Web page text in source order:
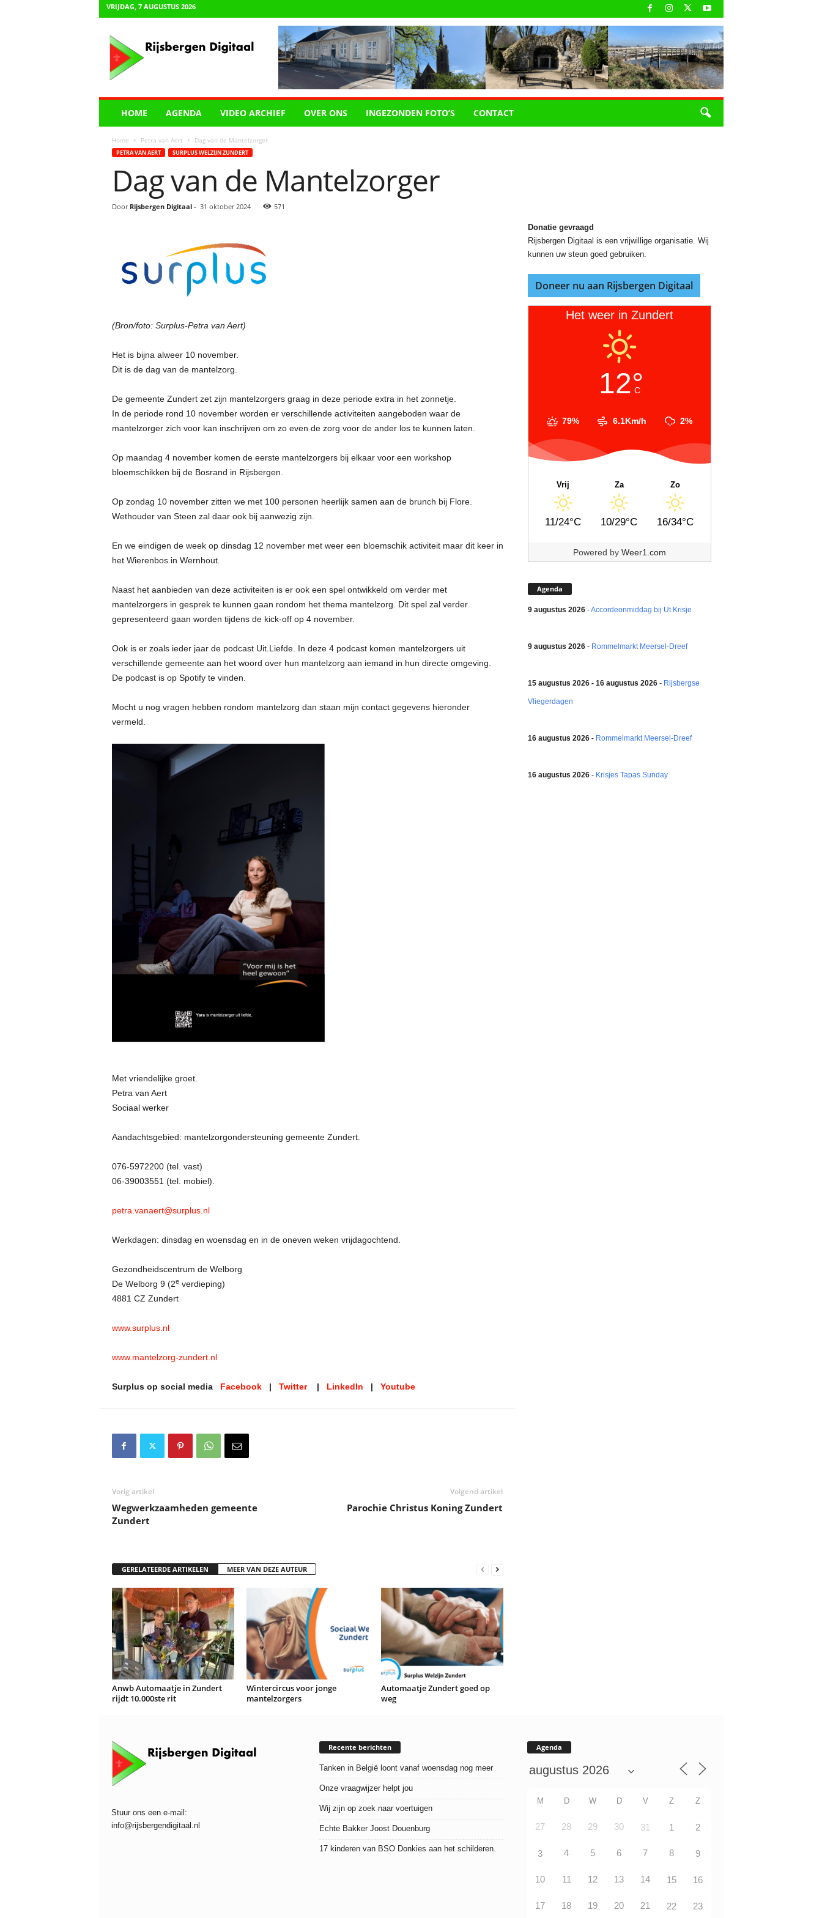
VRIJDAG, 7 AUGUSTUS 2026
HOME AGENDA VIDEO ARCHIEF OVER ONS INGEZONDEN FOTO’S CONTACT
Home Petra van Aert Dag van de Mantelzorger
PETRA VAN AERT SURPLUS WELZIJN ZUNDERT
Dag van de Mantelzorger
Door Rijsbergen Digitaal- 31 oktober 2024 571
(Bron/foto: Surplus-Petra van Aert)
Het is bijna alweer 10 november.
Dit is de dag van de mantelzorg.
De gemeente Zundert zet zijn mantelzorgers graag in deze periode extra in het zonnetje.
In de periode rond 10 november worden er verschillende activiteiten aangeboden waar de
mantelzorger zich voor kan inschrijven om zo even de zorg voor de ander los te kunnen laten.
Op maandag 4 november komen de eerste mantelzorgers bij elkaar voor een workshop
bloemschikken bij de Bosrand in Rijsbergen.
Op zondag 10 november zitten we met 100 personen heerlijk samen aan de brunch bij Flore.
Wethouder van Steen zal daar ook bij aanwezig zijn.
En we eindigen de week op dinsdag 12 november met weer een bloemschik activiteit maar dit keer in
het Wierenbos in Wernhout.
Naast het aanbieden van deze activiteiten is er ook een spel ontwikkeld om verder met
mantelzorgers in gesprek te kunnen gaan rondom het thema mantelzorg. Dit spel zal verder
gepresenteerd gaan worden tijdens de kick-off op 4 november.
Ook is er zoals ieder jaar de podcast Uit.Liefde. In deze 4 podcast komen mantelzorgers uit
verschillende gemeente aan het woord over hun mantelzorg aan iemand in hun directe omgeving.
De podcast is op Spotify te vinden.
Mocht u nog vragen hebben rondom mantelzorg dan staan mijn contact gegevens hieronder
vermeld.
Met vriendelijke groet.
Petra van Aert
Sociaal werker
Aandachtsgebied: mantelzorgondersteuning gemeente Zundert.
076-5972200 (tel. vast)
06-39003551 (tel. mobiel).
petra.vanaert@surplus.nl
Werkdagen: dinsdag en woensdag en in de oneven weken vrijdagochtend.
Gezondheidscentrum de Welborg
De Welborg 9 (2everdieping)
4881 CZ Zundert
www.surplus.nl
www.mantelzorg-zundert.nl
Surplus op social media Facebook| Twitter| LinkedIn | Youtube
Vorig artikel
Wegwerkzaamheden gemeente
Zundert
Volgend artikel
Parochie Christus Koning Zundert
GERELATEERDE ARTIKELEN MEER VAN DEZE AUTEUR
Anwb Automaatje in Zundert
rijdt 10.000ste rit
Wintercircus voor jonge
mantelzorgers
Automaatje Zundert goed op
weg
Donatie gevraagd
Rijsbergen Digitaal is een vrijwillige organisatie. Wij
kunnen uw steun goed gebruiken.
Doneer nu aan Rijsbergen Digitaal
Het weer in Zundert
12°
C
79% 6.1Km/h 2%
Vrij
11/24°C
Za
10/29°C
Zo
16/34°C
Powered by Weer1.com
Agenda
9 augustus 2026-Accordeonmiddag bij Ut Krisje
9 augustus 2026- Rommelmarkt Meersel-Dreef
15 augustus 2026 - 16 augustus 2026- Rijsbergse
Vliegerdagen
16 augustus 2026- Rommelmarkt Meersel-Dreef
16 augustus 2026- Krisjes Tapas Sunday
Stuur ons een e-mail:
info@rijsbergendigitaal.nl
Recente berichten
Tanken in België loont vanaf woensdag nog meer
Onze vraagwijzer helpt jou
Wij zijn op zoek naar voertuigen
Echte Bakker Joost Douenburg
17 kinderen van BSO Donkies aan het schilderen.
Agenda
M D W D V Z Z
27 28 29 30 31 1 2
3 4 5 6 7 8 9
10 11 12 13 14 15 16
17 18 19 20 21 22 23